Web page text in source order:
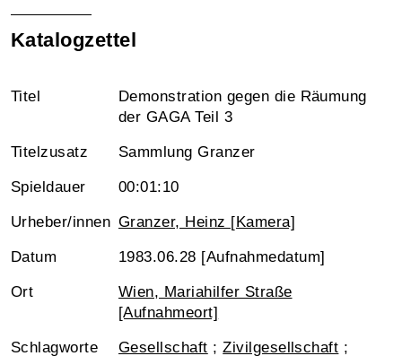
Katalogzettel
Titel
Demonstration gegen die Räumung
der GAGA Teil 3
Titelzusatz Sammlung Granzer
Spieldauer 00:01:10
Urheber/innen Granzer, Heinz [Kamera]
Datum 1983.06.28 [Aufnahmedatum]
Ort
Wien, Mariahilfer Straße
[Aufnahmeort]
Schlagworte Gesellschaft ;Zivilgesellschaft ;